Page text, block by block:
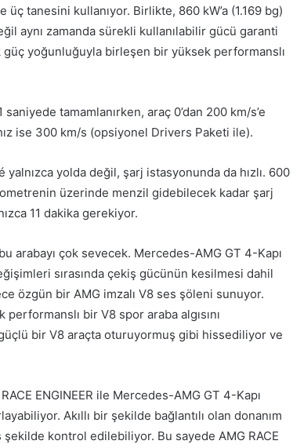
tanesini kullanıyor. Birlikte, 860 kW’a (1.169 bg)
aynı zamanda sürekli kullanılabilir gücü garanti
yoğunluğuyla birleşen bir yüksek performanslı
saniyede tamamlanırken, araç 0’dan 200 km/s’e
ise 300 km/s (opsiyonel Drivers Paketi ile).
yolda değil, şarj istasyonunda da hızlı. 600
üzerinde menzil gidebilecek kadar şarj
11 dakika gerekiyor.
arabayı çok sevecek. Mercedes-AMG GT 4-Kapı
sırasında çekiş gücünün kesilmesi dahil
özgün bir AMG imzalı V8 ses şöleni sunuyor.
bir V8 spor araba algısını
bir V8 araçta oturuyormuş gibi hissediliyor ve
ENGINEER ile Mercedes-AMG GT 4-Kapı
Akıllı bir şekilde bağlantılı olan donanım
kontrol edilebiliyor. Bu sayede AMG RACE